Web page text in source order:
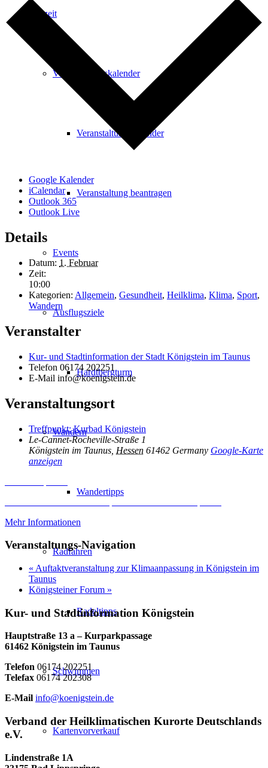
Freizeit
Veranstaltungskalender
Veranstaltungskalender
Veranstaltung beantragen
Events
Ausflugsziele
Hardtbergturm
Wandern
Wandertipps
Radfahren
Radeltipps
Schwimmen
Kartenvorverkauf
Google Kalender
iCalendar
Outlook 365
Outlook Live
Details
Datum: 1. Februar
Zeit:
10:00
Kategorien: Allgemein, Gesundheit, Heilklima, Klima, Sport,
Wandern
Veranstalter
Kur- und Stadtinformation der Stadt Königstein im Taunus
Telefon 06174 202251
E-Mail info@koenigstein.de
Veranstaltungsort
Treffpunkt: Kurbad Königstein
Le-Cannet-Rocheville-Straße 1
Königstein im Taunus Hessen 61462 Germany Google-Karte
anzeigen
Mehr Informationen
Veranstaltungs-Navigation
« Auftaktveranstaltung zur Klimaanpassung in Königstein im
Taunus
Königsteiner Forum »
Kur- und Stadtinformation Königstein
Hauptstraße 13 a – Kurparkpassage
61462 Königstein im Taunus
Telefon 06174 202251
Telefax 06174 202308
E-Mail info@koenigstein.de
Verband der Heilklimatischen Kurorte Deutschlands
e.V.
Lindenstraße 1A